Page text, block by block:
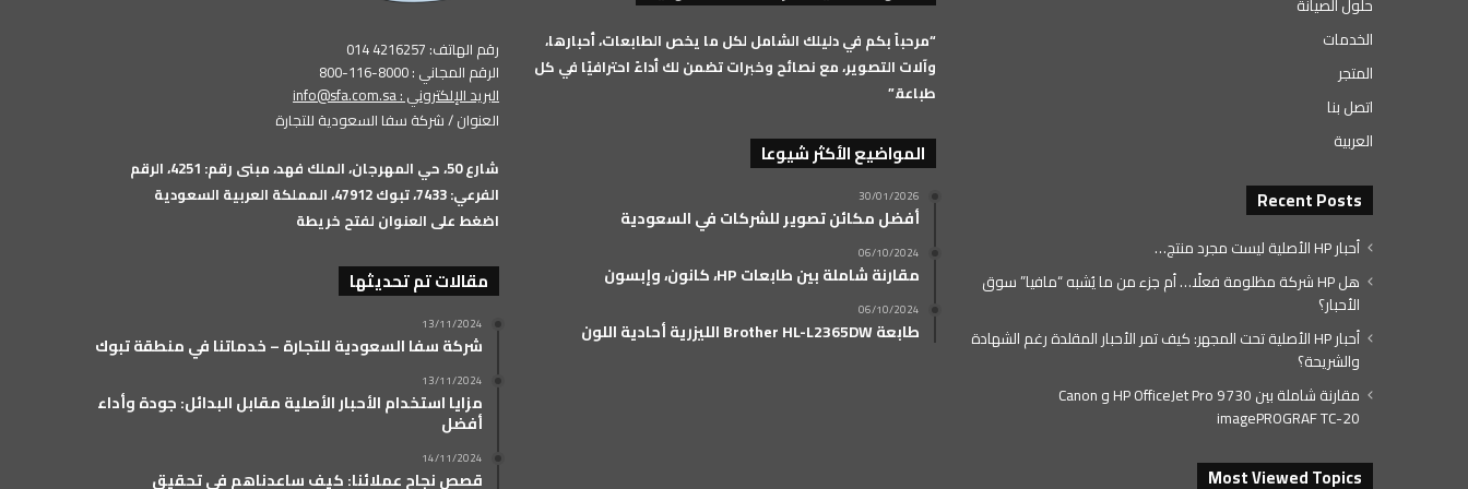
الخدمات
المتجر
اتصل بنا
العربية
Recent Posts
أحبار HP الأصلية ليست مجرد منتج…
هل HP شركة مظلومة فعلًا… أم جزء من ما يُشبه “مافيا” سوق
الأحبار؟
أحبار HP الأصلية تحت المجهر: كيف تمر الأحبار المقلدة رغم الشهادة
والشريحة؟
مقارنة شاملة بين HP OfficeJet Pro 9730 و Canon
imagePROGRAF TC-20
Most Viewed Topics
“مرحباً بكم في دليلك الشامل لكل ما يخص الطابعات، أحبارها،
وآلات التصوير، مع نصائح وخبرات تضمن لك أداءً احترافيًا في كل
طباعة.”
المواضيع الأكثر شيوعا
30/01/2026
أفضل مكائن تصوير للشركات في السعودية
06/10/2024
مقارنة شاملة بين طابعات HP، كانون، وإبسون
06/10/2024
طابعة Brother HL-L2365DW الليزرية أحادية اللون
رقم الهاتف: 4216257 014
الرقم المجاني : 8000-116-800
البريد الإلكتروني :info@sfa.com.sa
العنوان / شركة سفا السعودية للتجارة
شارع 50، حي المهرجان، الملك فهد، مبنى رقم: 4251، الرقم
الفرعي: 7433، تبوك 47912، المملكة العربية السعودية
اضغط على العنوان لفتح خريطة
مقالات تم تحديثها
13/11/2024
شركة سفا السعودية للتجارة – خدماتنا في منطقة تبوك
13/11/2024
مزايا استخدام الأحبار الأصلية مقابل البدائل: جودة وأداء
أفضل
14/11/2024
قصص نجاح عملائنا: كيف ساعدناهم في تحقيق